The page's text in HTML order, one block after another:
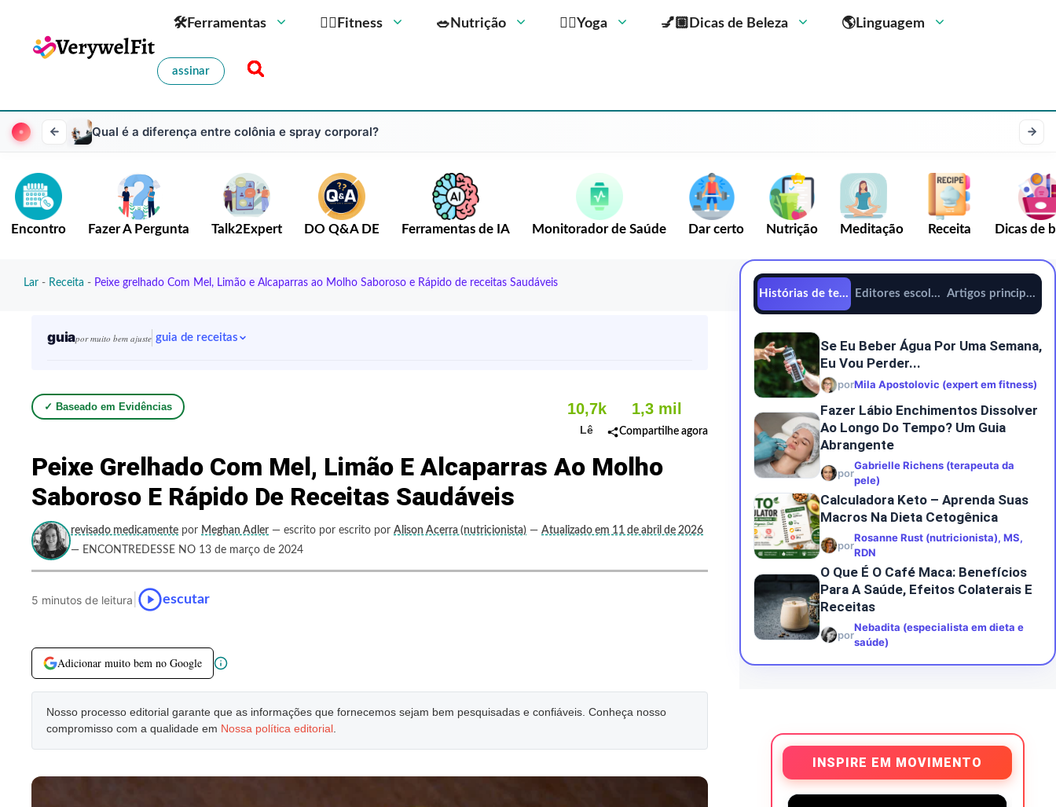
🛠Ferramentas 🏋️‍♀️Fitness 🥗Nutrição 🧘‍♀️Yoga 💅🏼Dicas de Beleza 🌎Linguagem
assinar
Qual é a diferença entre colônia e spray corporal?
Encontro Fazer A Pergunta Talk2Expert DO Q&A DE Ferramentas de IA Monitorador de Saúde Dar certo Nutrição Meditação Receita Dicas de
Lar - Receita - Peixe grelhado Com Mel, Limão e Alcaparras ao Molho Saboroso e Rápido de receitas Saudáveis
guiapor muito bem ajuste guia de receitas
✓ Baseado em Evidências 10,7k
Lê
1,3 mil
Compartilhe agora
Peixe Grelhado Com Mel, Limão E Alcaparras Ao Molho
Saboroso E Rápido De Receitas Saudáveis
revisado medicamente por Meghan Adler — escrito por escrito por Alison Acerra (nutricionista) — Atualizado em 11 de abril de 2026
— ENCONTREDESSE NO 13 de março de 2024
5 minutos de leitura escutar
Adicionar muito bem no Google
Nosso processo editorial garante que as informações que fornecemos sejam bem pesquisadas e confiáveis. Conheça nosso
compromisso com a qualidade em Nossa política editorial
Histórias de tendênciasEditores escolhemArtigos principais
Se Eu Beber Água Por Uma Semana,
Eu Vou Perder...
porMila Apostolovic (expert em fitness)
Fazer Lábio Enchimentos Dissolver
Ao Longo Do Tempo? Um Guia
Abrangente
por
Gabrielle Richens (terapeuta da
pele)
Calculadora Keto – Aprenda Suas
Macros Na Dieta Cetogênica
por
Rosanne Rust (nutricionista), MS,
RDN
O Que É O Café Maca: Benefícios
Para A Saúde, Efeitos Colaterais E
Receitas
por
Nebadita (especialista em dieta e
saúde)
INSPIRE EM MOVIMENTO